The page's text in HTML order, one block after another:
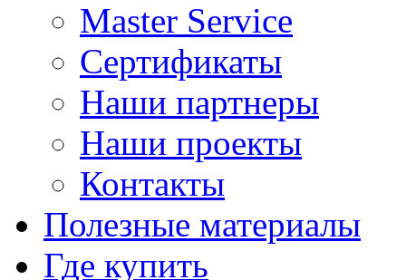
Master Service
Сертификаты
Наши партнеры
Наши проекты
Контакты
Полезные материалы
Где купить